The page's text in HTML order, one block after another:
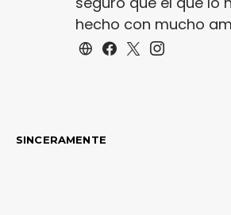
hecho con mucho
SINCERAMENTE